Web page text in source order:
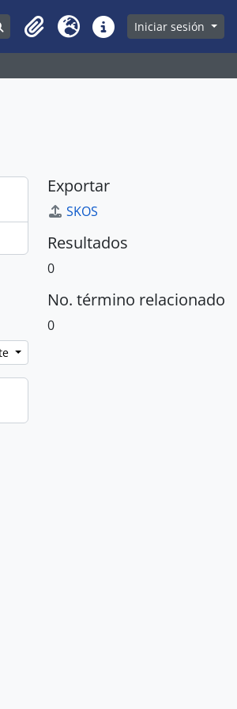
Search in browse page
Clipboard
Idioma Enlaces rápidos
Iniciar sesión
Exportar
SKOS
Resultados
0
No. término relacionado
0